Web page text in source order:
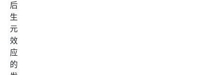
后
生
元
效
应
的